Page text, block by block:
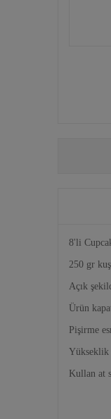
8'li
250 gr
Açık
Ürün
Pişirme
Yükseklik
Kullan at